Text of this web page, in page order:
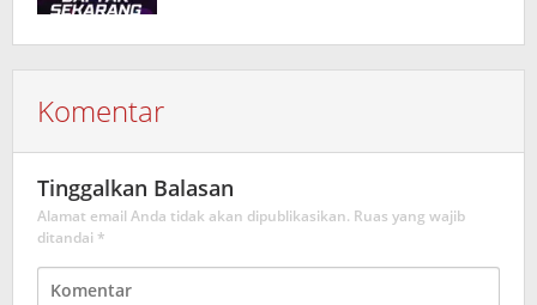
Komentar
Tinggalkan Balasan
Alamat email Anda tidak akan dipublikasikan. Ruas yang wajib
ditandai *